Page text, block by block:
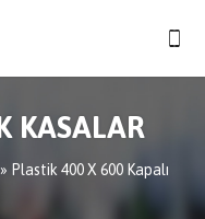
KASALAR
Plastik 400 X 600 Kapalı